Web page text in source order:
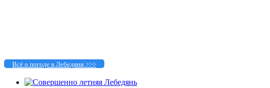
Всё о погоде в Лебедяни >>>